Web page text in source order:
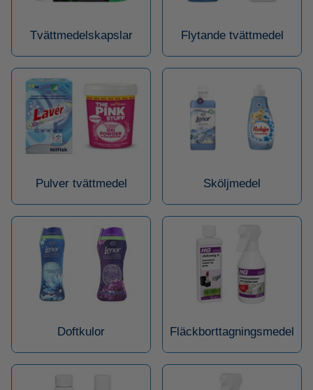
Tvättmedelskapslar Flytande tvättmedel
Pulver tvättmedel Sköljmedel
Doftkulor Fläckborttagningsmedel